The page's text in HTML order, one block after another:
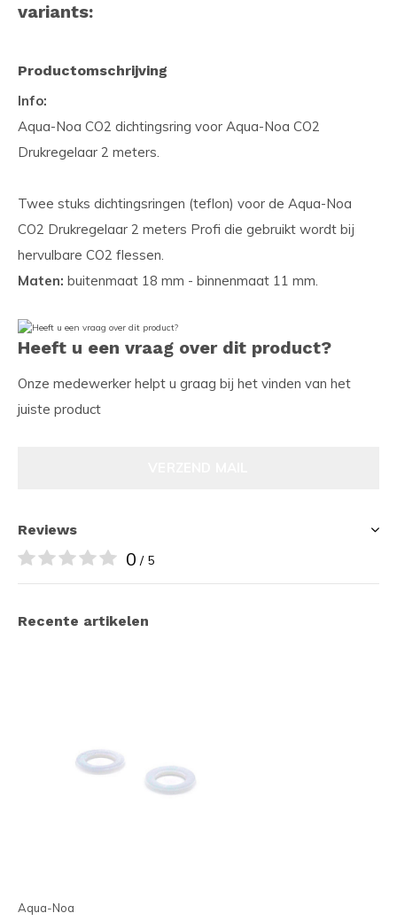
variants:
Productomschrijving
Info:
Aqua-Noa CO2 dichtingsring voor Aqua-Noa CO2
Drukregelaar 2 meters.
Twee stuks dichtingsringen (teflon) voor de Aqua-Noa
CO2 Drukregelaar 2 meters Profi die gebruikt wordt bij
hervulbare CO2 flessen.
Maten: buitenmaat 18 mm - binnenmaat 11 mm.
Heeft u een vraag over dit product?
Onze medewerker helpt u graag bij het vinden van het
juiste product
Reviews
0 / 5
Recente artikelen
Aqua-Noa